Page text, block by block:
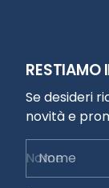
RESTIAMO
Se desideri
novità e
Nome